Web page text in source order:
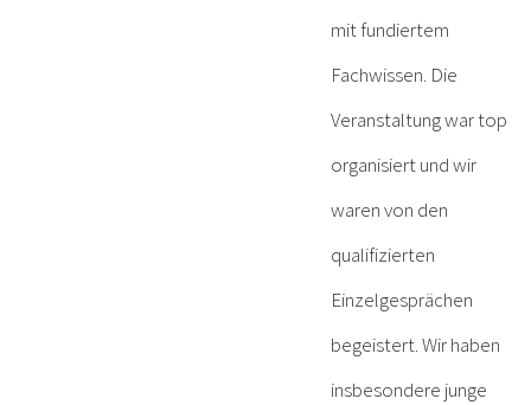
mit fundiertem
Fachwissen. Die
Veranstaltung war top
organisiert und wir
waren von den
qualifizierten
Einzelgesprächen
begeistert. Wir haben
insbesondere junge